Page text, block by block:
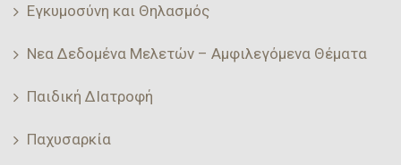
Εγκυμοσύνη και Θηλασμός
Νεα Δεδομένα Μελετών – Αμφιλεγόμενα Θέματα
Παιδική ΔΙατροφή
Παχυσαρκία